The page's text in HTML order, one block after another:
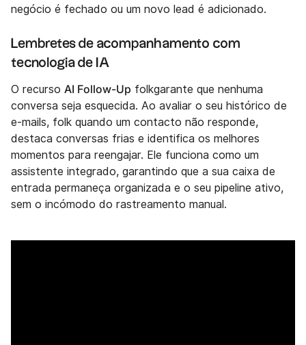
negócio é fechado ou um novo lead é adicionado.
Lembretes de acompanhamento com
tecnologia de IA
O recurso AI Follow-Up folkgarante que nenhuma
conversa seja esquecida. Ao avaliar o seu histórico de
e-mails, folk quando um contacto não responde,
destaca conversas frias e identifica os melhores
momentos para reengajar. Ele funciona como um
assistente integrado, garantindo que a sua caixa de
entrada permaneça organizada e o seu pipeline ativo,
sem o incómodo do rastreamento manual.